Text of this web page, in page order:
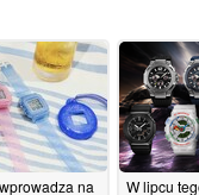
na
W lipcu